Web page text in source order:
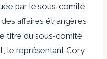
par le sous-comité
affaires étrangères
titre du sous-comité
le représentant Cory